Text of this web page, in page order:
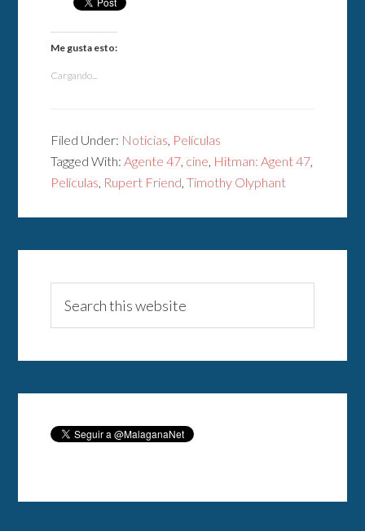
Me gusta esto:
Cargando...
Filed Under: Noticias Películas
Tagged With: Agente 47 cine Hitman: Agent 47
Películas Rupert Friend ,Timothy Olyphant